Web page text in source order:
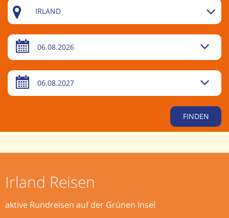
IRLAND
06.08.2026
06.08.2027
Irland Reisen
aktive Rundreisen auf der Grünen Insel